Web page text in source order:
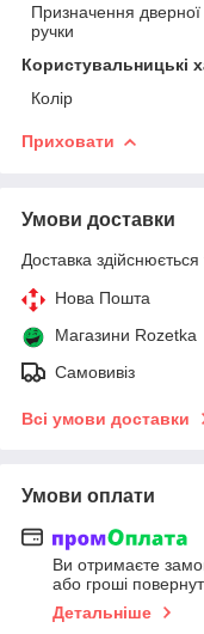
Призначення дверної
ручки
Користувальницькі
Колір
Приховати
Умови доставки
Доставка здійснюється
Нова Пошта
Магазини Rozetka
Самовивіз
Всі умови доставки
Умови оплати
Ви отримаєте
або гроші
Детальніше